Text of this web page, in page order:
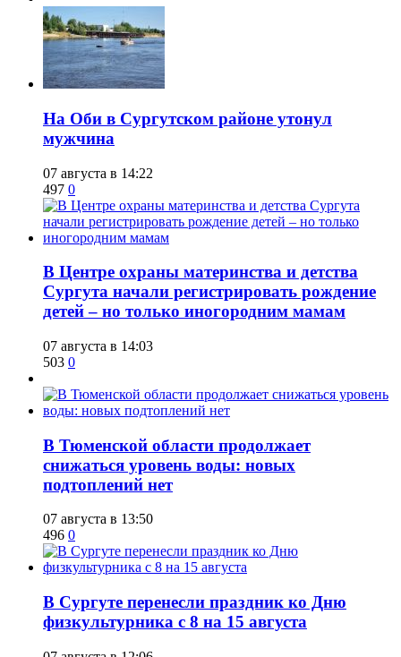
​На Оби в Сургутском районе утонул
мужчина
07 августа в 14:22
497 0
​В Центре охраны материнства и детства
Сургута начали регистрировать рождение
детей – но только иногородним мамам
07 августа в 14:03
503 0
​В Тюменской области продолжает
снижаться уровень воды: новых
подтоплений нет
07 августа в 13:50
496 0
​В Сургуте перенесли праздник ко Дню
физкультурника с 8 на 15 августа